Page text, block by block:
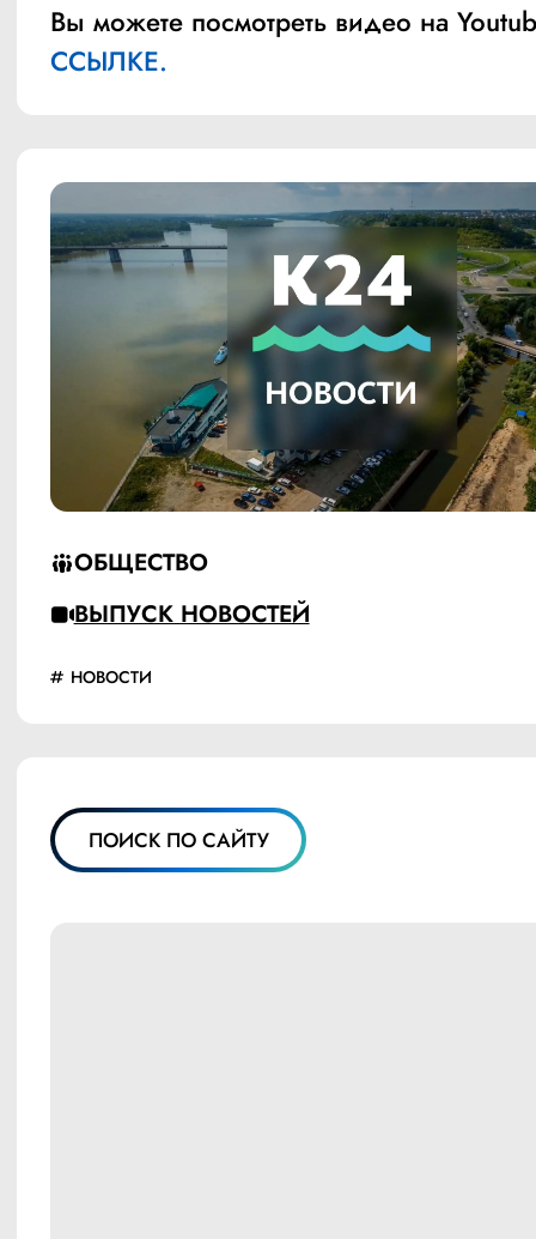
ОБЩЕСТВО
ВЫПУСК НОВОСТЕЙ
НОВОСТИ
Вы можете посмотреть видео на
ССЫЛКЕ.
ПОИСК ПО САЙТУ